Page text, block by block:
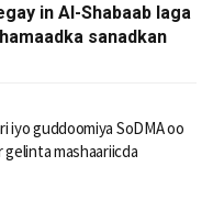
in Al-Shabaab laga
sanadkan
iyo guddoomiya SoDMA oo
gelinta mashaariicda